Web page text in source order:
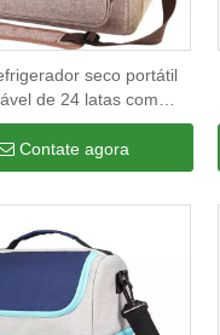
seco portátil
de 24 latas com
de bloco de gelo à
de vazamentos para
praia,
Contate agora